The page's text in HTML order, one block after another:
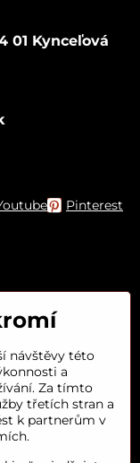
01 Kynceľová
Pinterest
návštěvy této
a
Za tímto
třetích stran a
k partnerům v